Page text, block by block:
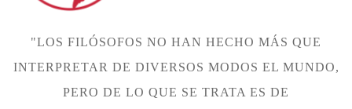
"LOS FILÓSOFOS NO HAN HECHO MÁS QUE
INTERPRETAR DE DIVERSOS MODOS EL MUNDO,
PERO DE LO QUE SE TRATA ES DE